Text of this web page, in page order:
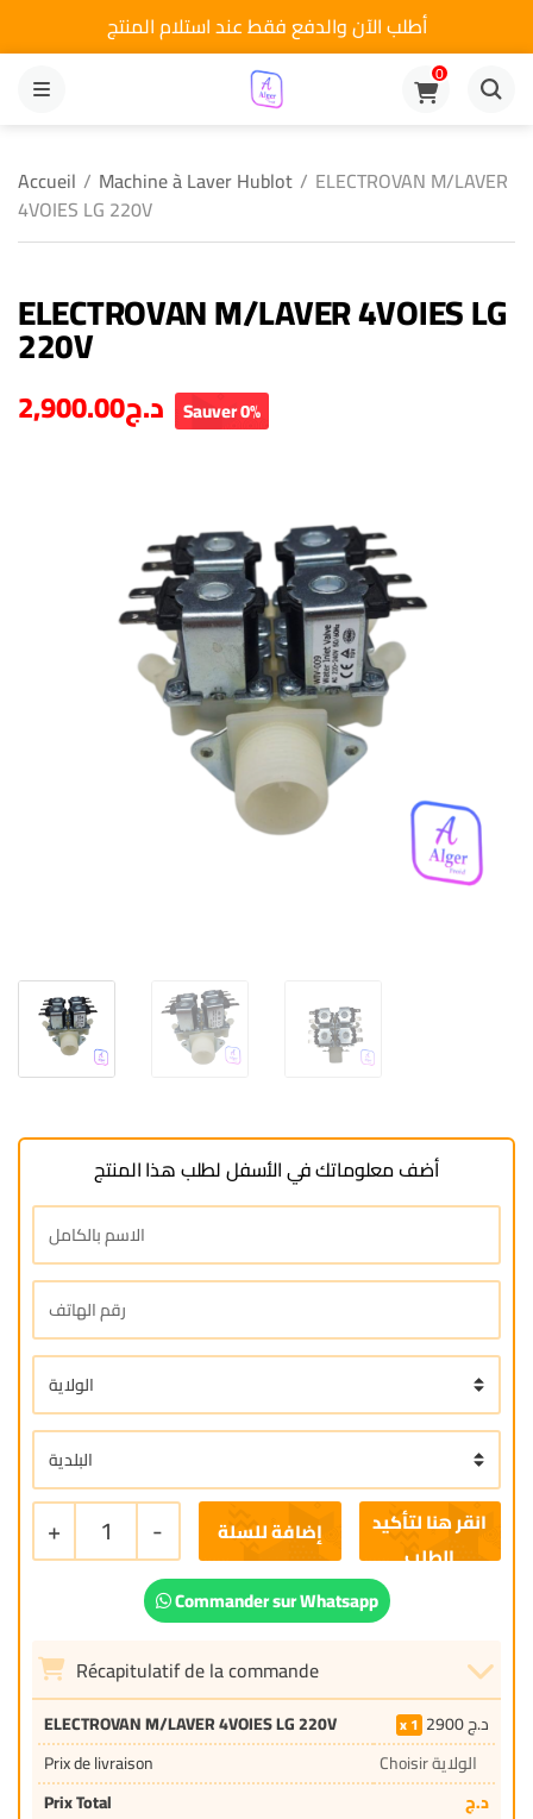
أطلب الآن والدفع فقط عند استلام المنتج
MENU
0
Accueil / Machine à Laver Hublot / ELECTROVAN M/LAVER
4VOIES LG 220V
ELECTROVAN M/LAVER 4VOIES LG
220V
د.ج2,900.00 Sauver 0%
أضف معلوماتك في الأسفل لطلب هذا المنتج
+ 1 - إضافة للسلة
Commander sur Whatsapp
Récapitulatif de la commande
ELECTROVAN M/LAVER 4VOIES LG 220V 1 2900د.ج
Prix de livraison
Choisir الولاية
Prix Total
د.ج